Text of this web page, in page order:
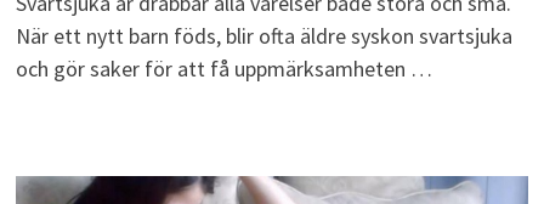
När ett nytt barn föds, blir ofta äldre syskon svartsjuka
och gör saker för att få uppmärksamheten …